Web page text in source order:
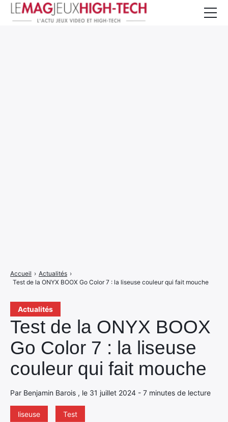
Actualités
Test de la ONYX BOOX
Go Color 7 : la liseuse
couleur qui fait mouche
Par Benjamin Barois , le 31 juillet 2024 - 7 minutes de lecture
liseuse Test
Accueil › Actualités ›
Test de la ONYX BOOX Go Color 7 : la liseuse couleur qui fait mouche